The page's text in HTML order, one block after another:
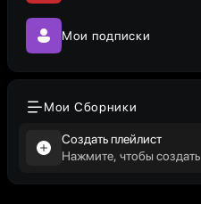
Мои подписки
Мои Сборники
Создать плейлист
Нажмите, чтобы создать